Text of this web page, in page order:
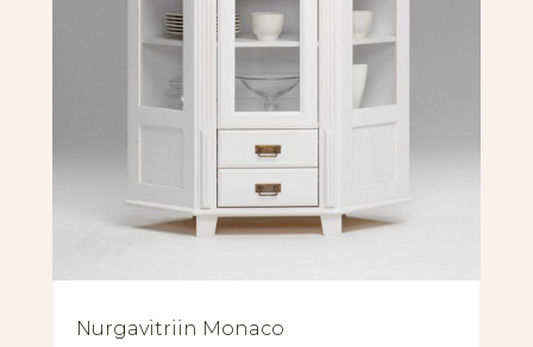
Nurgavitriin Monaco